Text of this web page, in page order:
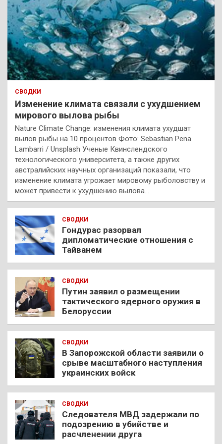
СВОДКИ
Изменение климата связали с ухудшением
мирового вылова рыбы
Nature Climate Change: изменения климата ухудшат
вылов рыбы на 10 процентов Фото: Sebastian Pena
Lambarri / Unsplash Ученые Квинслендского
технологического университета, а также других
австралийских научных организаций показали, что
изменение климата угрожает мировому рыболовству и
может привести к ухудшению вылова…
СВОДКИ
Гондурас разорвал
дипломатические отношения с
Тайванем
СВОДКИ
Путин заявил о размещении
тактического ядерного оружия в
Белоруссии
СВОДКИ
В Запорожской области заявили о
срыве масштабного наступления
украинских войск
СВОДКИ
Следователя МВД задержали по
подозрению в убийстве и
расчленении друга